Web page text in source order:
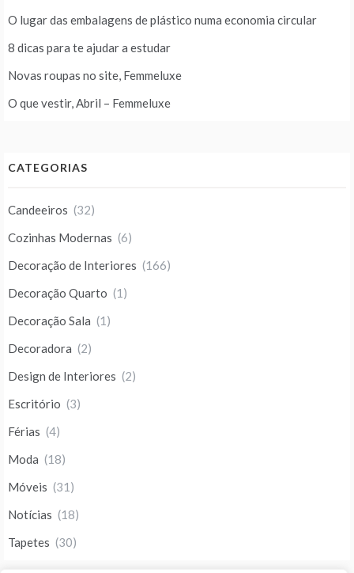
O lugar das embalagens de plástico numa economia circular
8 dicas para te ajudar a estudar
Novas roupas no site, Femmeluxe
O que vestir, Abril – Femmeluxe
CATEGORIAS
Candeeiros (32)
Cozinhas Modernas (6)
Decoração de Interiores (166)
Decoração Quarto (1)
Decoração Sala (1)
Decoradora (2)
Design de Interiores (2)
Escritório (3)
Férias (4)
Moda (18)
Móveis (31)
Notícias (18)
Tapetes (30)